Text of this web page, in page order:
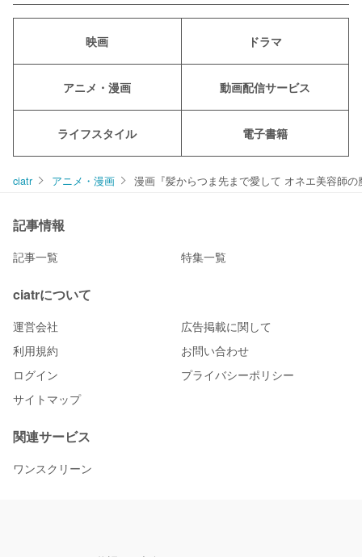
映画 ドラマ
アニメ・漫画 動画配信サービス
ライフスタイル 電子書籍
ciatr アニメ・漫画 漫画『髪からつま先まで愛して オネエ美容師
記事情報
記事一覧 特集一覧
ciatrについて
運営会社
広告掲載に関して
利用規約
お問い合わせ
ログイン
プライバシーポリシー
サイトマップ
関連サービス
ワンスクリーン